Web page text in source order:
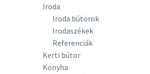
Iroda
Iroda bútorok
Irodaszékek
Referenciák
Kerti bútor
Konyha